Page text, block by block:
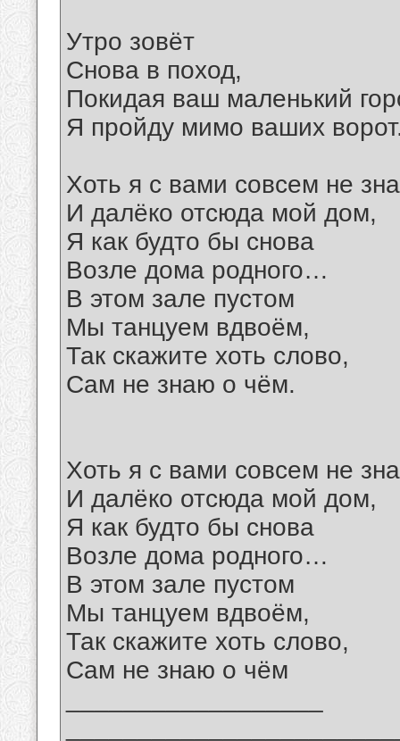
Утро зовёт
Снова в поход,
Покидая ваш маленький
Я пройду мимо ваших
Хоть я с вами совсем не
И далёко отсюда мой дом,
Я как будто бы снова
Возле дома родного…
В этом зале пустом
Мы танцуем вдвоём,
Так скажите хоть слово,
Сам не знаю о чём.
Хоть я с вами совсем не
И далёко отсюда мой дом,
Я как будто бы снова
Возле дома родного…
В этом зале пустом
Мы танцуем вдвоём,
Так скажите хоть слово,
Сам не знаю о чём